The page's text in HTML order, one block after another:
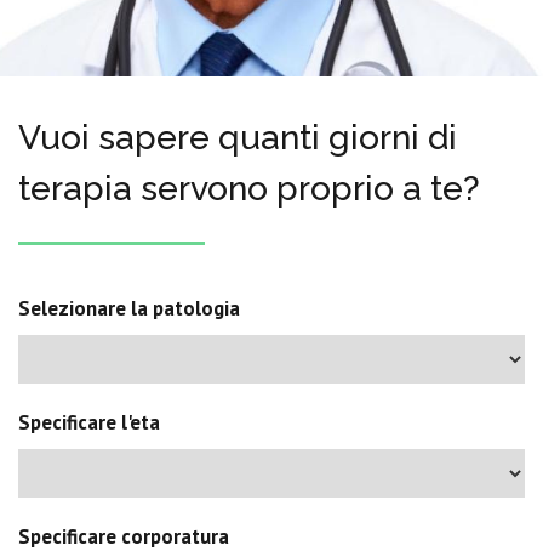
Vuoi sapere quanti giorni di
terapia servono proprio a te?
Selezionare la patologia
Specificare l'eta
Specificare corporatura